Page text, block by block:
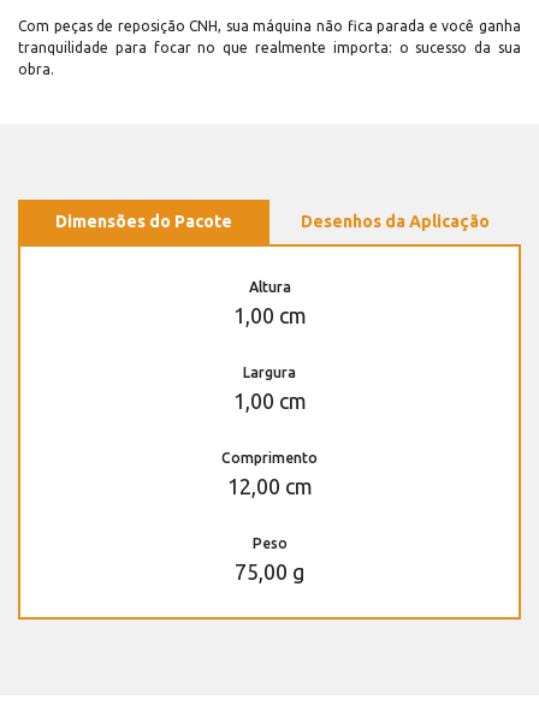
Com peças de reposição CNH, sua máquina não fica parada e você ganha
tranquilidade para focar no que realmente importa: o sucesso da sua
obra.
Dimensões do Pacote Desenhos da Aplicação
Altura
1,00 cm
Largura
1,00 cm
Comprimento
12,00 cm
Peso
75,00 g